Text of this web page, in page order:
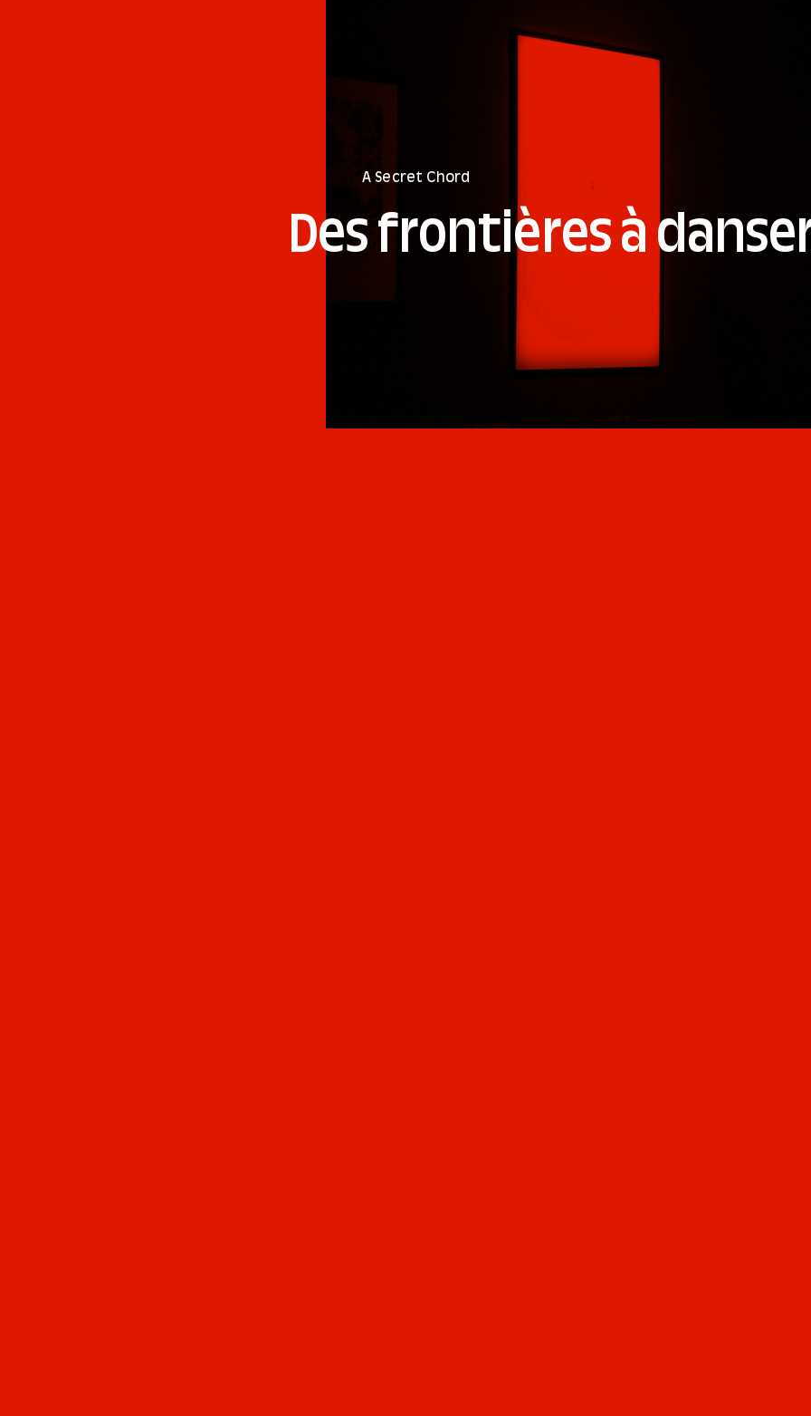
A Secret Chord
Des frontières à